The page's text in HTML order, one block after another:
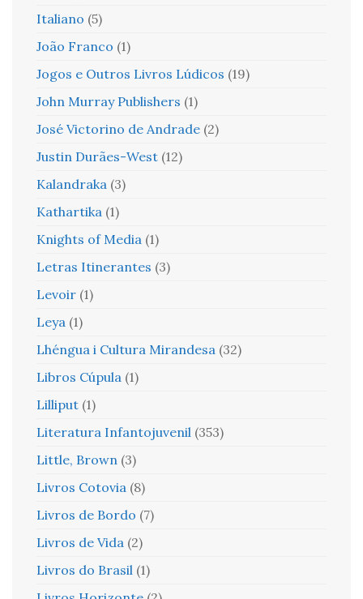
Italiano (5)
João Franco (1)
Jogos e Outros Livros Lúdicos (19)
John Murray Publishers (1)
José Victorino de Andrade (2)
Justin Durães-West (12)
Kalandraka (3)
Kathartika (1)
Knights of Media (1)
Letras Itinerantes (3)
Levoir (1)
Leya (1)
Lhéngua i Cultura Mirandesa (32)
Libros Cúpula (1)
Lilliput (1)
Literatura Infantojuvenil (353)
Little, Brown (3)
Livros Cotovia (8)
Livros de Bordo (7)
Livros de Vida (2)
Livros do Brasil (1)